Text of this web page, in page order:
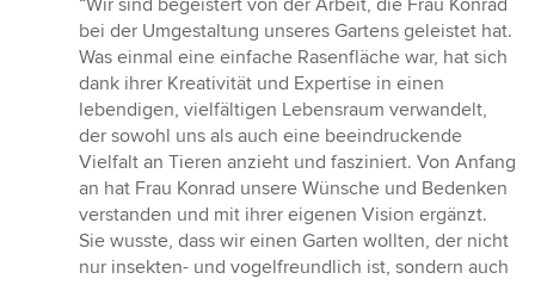
5
von
5
Sternen
“Wir sind begeistert von der Arbeit, die Frau Konrad
bei der Umgestaltung unseres Gartens geleistet hat.
Was einmal eine einfache Rasenfläche war, hat sich
dank ihrer Kreativität und Expertise in einen
lebendigen, vielfältigen Lebensraum verwandelt,
der sowohl uns als auch eine beeindruckende
Vielfalt an Tieren anzieht und fasziniert. Von Anfang
an hat Frau Konrad unsere Wünsche und Bedenken
verstanden und mit ihrer eigenen Vision ergänzt.
Sie wusste, dass wir einen Garten wollten, der nicht
nur insekten- und vogelfreundlich ist, sondern auch